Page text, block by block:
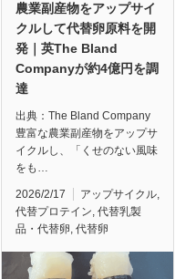
農業副産物をアップサイ
クルして代替卵原料を開
発｜英The Bland
Companyが約4億円を調
達
出典：The Bland Company
豊富な農業副産物をアップサ
イクルし、「くせのない風味
をも…
2026/2/17 アップサイクル,
代替プロテイン, 代替乳製
品・代替卵, 代替卵